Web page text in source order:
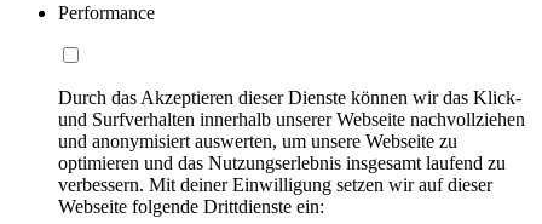
Performance
Durch das Akzeptieren dieser Dienste können wir das Klick-
und Surfverhalten innerhalb unserer Webseite nachvollziehen
und anonymisiert auswerten, um unsere Webseite zu
optimieren und das Nutzungserlebnis insgesamt laufend zu
verbessern. Mit deiner Einwilligung setzen wir auf dieser
Webseite folgende Drittdienste ein: